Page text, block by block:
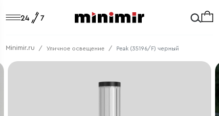
Minimir.ru Уличное освещение Peak (35196/F) черный